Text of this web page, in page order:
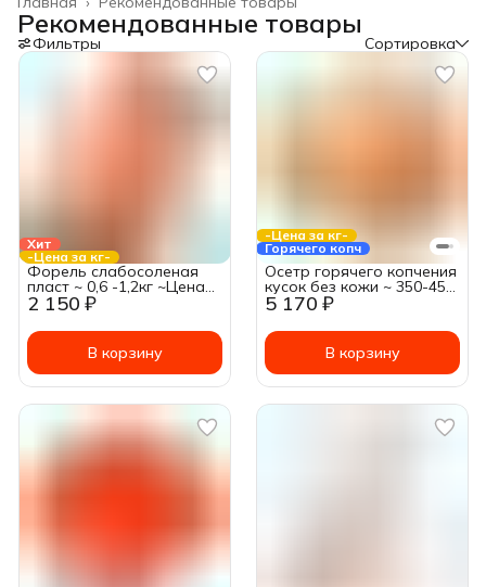
Рекомендованные товары
Фильтры Сортировка
Хит
-Цена за кг-
2 150 ₽
Форель cлабосоленая
пласт ~ 0,6 -1,2кг ~Цена
за: 1кг
В корзину
-Цена за кг-
Горячего копч
5 170 ₽
Осетр горячего копчения
кусок без кожи ~ 350-450
гр. ~Цена за: 1кг
В корзину